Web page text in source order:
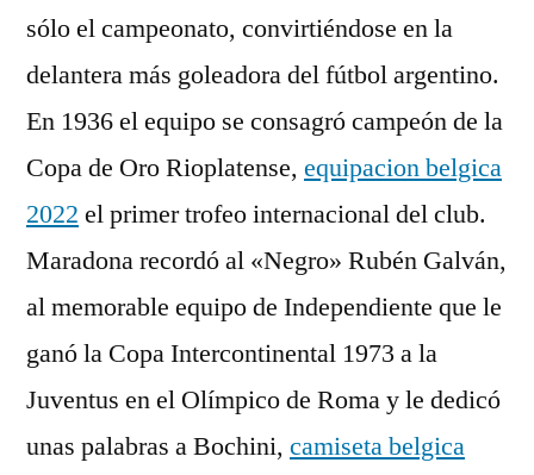
sólo el campeonato, convirtiéndose en la
delantera más goleadora del fútbol argentino.
En 1936 el equipo se consagró campeón de la
Copa de Oro Rioplatense, equipacion belgica
2022 el primer trofeo internacional del club.
Maradona recordó al «Negro» Rubén Galván,
al memorable equipo de Independiente que le
ganó la Copa Intercontinental 1973 a la
Juventus en el Olímpico de Roma y le dedicó
unas palabras a Bochini, camiseta belgica